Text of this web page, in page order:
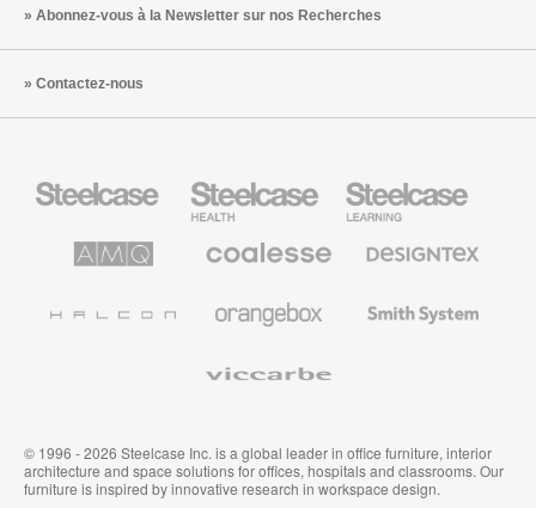
Abonnez-vous à la Newsletter sur nos Recherches
Contactez-nous
Health
Mobilier
pour
secteur
Solutions
Mobilier
Premium
Textiles
Muraux
System
© 1996 - 2026 Steelcase Inc. is a global leader in office furniture, interior
architecture and space solutions for offices, hospitals and classrooms. Our
furniture is inspired by innovative research in workspace design.